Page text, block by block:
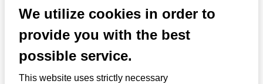
en marketing van Toyota in
Nederland. Toyota loopt wereldwijd
voorop in de ontwikkeling van
geëlektrificeerde voertuigen en biedt
We utilize cookies in order to
provide you with the best
possible service.
This website uses strictly necessary